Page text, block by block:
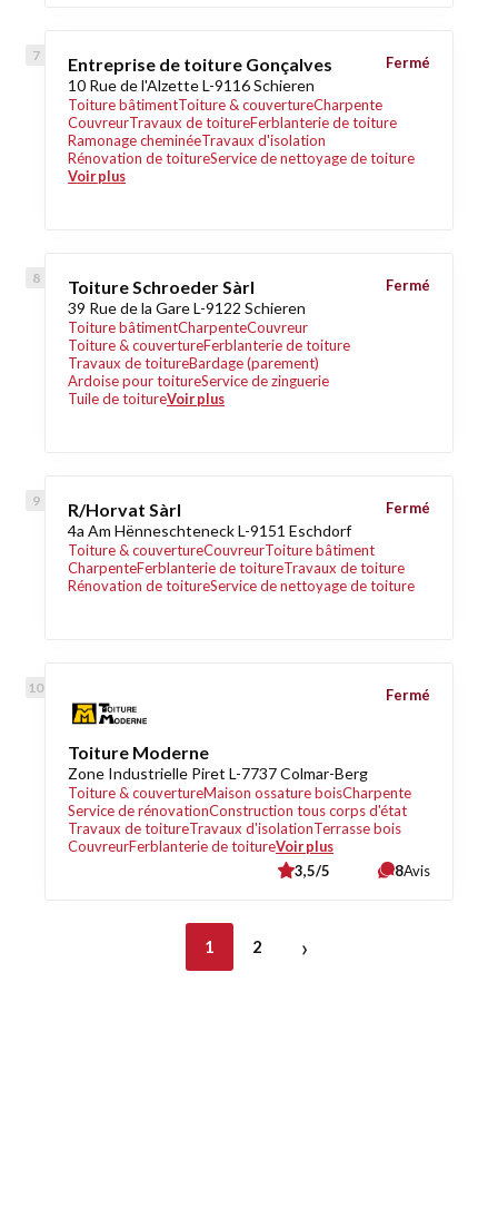
Entreprise de toiture Gonçalves
10 Rue de l'Alzette L-9116 Schieren
Toiture bâtimentToiture & couvertureCharpente
CouvreurTravaux de toitureFerblanterie de toiture
Ramonage cheminéeTravaux d'isolation
Rénovation de toitureService de nettoyage de toiture
Voir plus
Fermé
Toiture Schroeder Sàrl
39 Rue de la Gare L-9122 Schieren
Toiture bâtimentCharpenteCouvreur
Toiture & couvertureFerblanterie de toiture
Travaux de toitureBardage (parement)
Ardoise pour toitureService de zinguerie
Tuile de toitureVoir plus
Fermé
R/Horvat Sàrl
4a Am Hënneschteneck L-9151 Eschdorf
Toiture & couvertureCouvreurToiture bâtiment
CharpenteFerblanterie de toitureTravaux de toiture
Rénovation de toitureService de nettoyage de toiture
Fermé
Toiture Moderne
Zone Industrielle Piret L-7737 Colmar-Berg
Toiture & couvertureMaison ossature boisCharpente
Service de rénovationConstruction tous corps d'état
Travaux de toitureTravaux d'isolationTerrasse bois
CouvreurFerblanterie de toitureVoir plus
Fermé
3,5/5 8Avis
1 2 ›